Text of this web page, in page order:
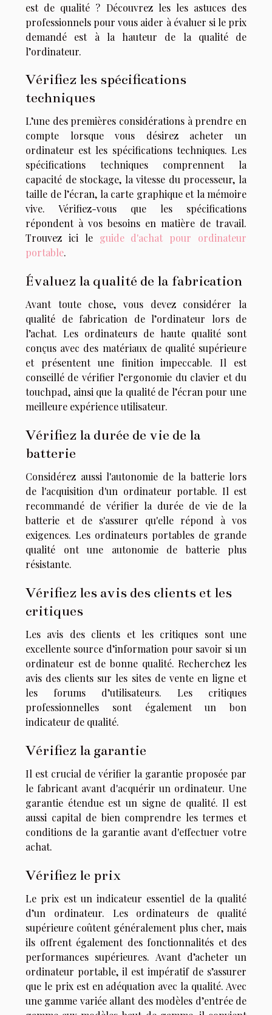
est de qualité ? Découvrez les les astuces des
professionnels pour vous aider à évaluer si le prix
demandé est à la hauteur de la qualité de
l’ordinateur.
Vérifiez les spécifications
techniques
L’une des premières considérations à prendre en
compte lorsque vous désirez acheter un
ordinateur est les spécifications techniques. Les
spécifications techniques comprennent la
capacité de stockage, la vitesse du processeur, la
taille de l’écran, la carte graphique et la mémoire
vive. Vérifiez-vous que les spécifications
répondent à vos besoins en matière de travail.
Trouvez ici le guide d'achat pour ordinateur
portable.
Évaluez la qualité de la fabrication
Avant toute chose, vous devez considérer la
qualité de fabrication de l’ordinateur lors de
l’achat. Les ordinateurs de haute qualité sont
conçus avec des matériaux de qualité supérieure
et présentent une finition impeccable. Il est
conseillé de vérifier l’ergonomie du clavier et du
touchpad, ainsi que la qualité de l’écran pour une
meilleure expérience utilisateur.
Vérifiez la durée de vie de la
batterie
Considérez aussi l'autonomie de la batterie lors
de l'acquisition d'un ordinateur portable. Il est
recommandé de vérifier la durée de vie de la
batterie et de s'assurer qu'elle répond à vos
exigences. Les ordinateurs portables de grande
qualité ont une autonomie de batterie plus
résistante.
Vérifiez les avis des clients et les
critiques
Les avis des clients et les critiques sont une
excellente source d’information pour savoir si un
ordinateur est de bonne qualité. Recherchez les
avis des clients sur les sites de vente en ligne et
les forums d’utilisateurs. Les critiques
professionnelles sont également un bon
indicateur de qualité.
Vérifiez la garantie
Il est crucial de vérifier la garantie proposée par
le fabricant avant d'acquérir un ordinateur. Une
garantie étendue est un signe de qualité. Il est
aussi capital de bien comprendre les termes et
conditions de la garantie avant d'effectuer votre
achat.
Vérifiez le prix
Le prix est un indicateur essentiel de la qualité
d’un ordinateur. Les ordinateurs de qualité
supérieure coûtent généralement plus cher, mais
ils offrent également des fonctionnalités et des
performances supérieures. Avant d’acheter un
ordinateur portable, il est impératif de s’assurer
que le prix est en adéquation avec la qualité. Avec
une gamme variée allant des modèles d’entrée de